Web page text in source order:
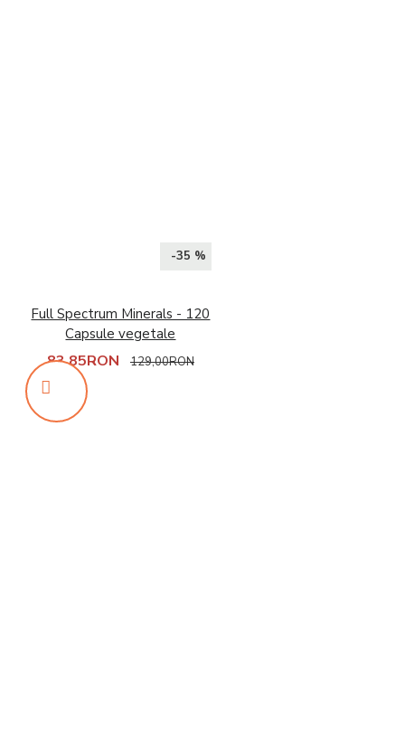
-35 %
Full Spectrum Minerals - 120
Capsule vegetale
83,85RON 129,00RON